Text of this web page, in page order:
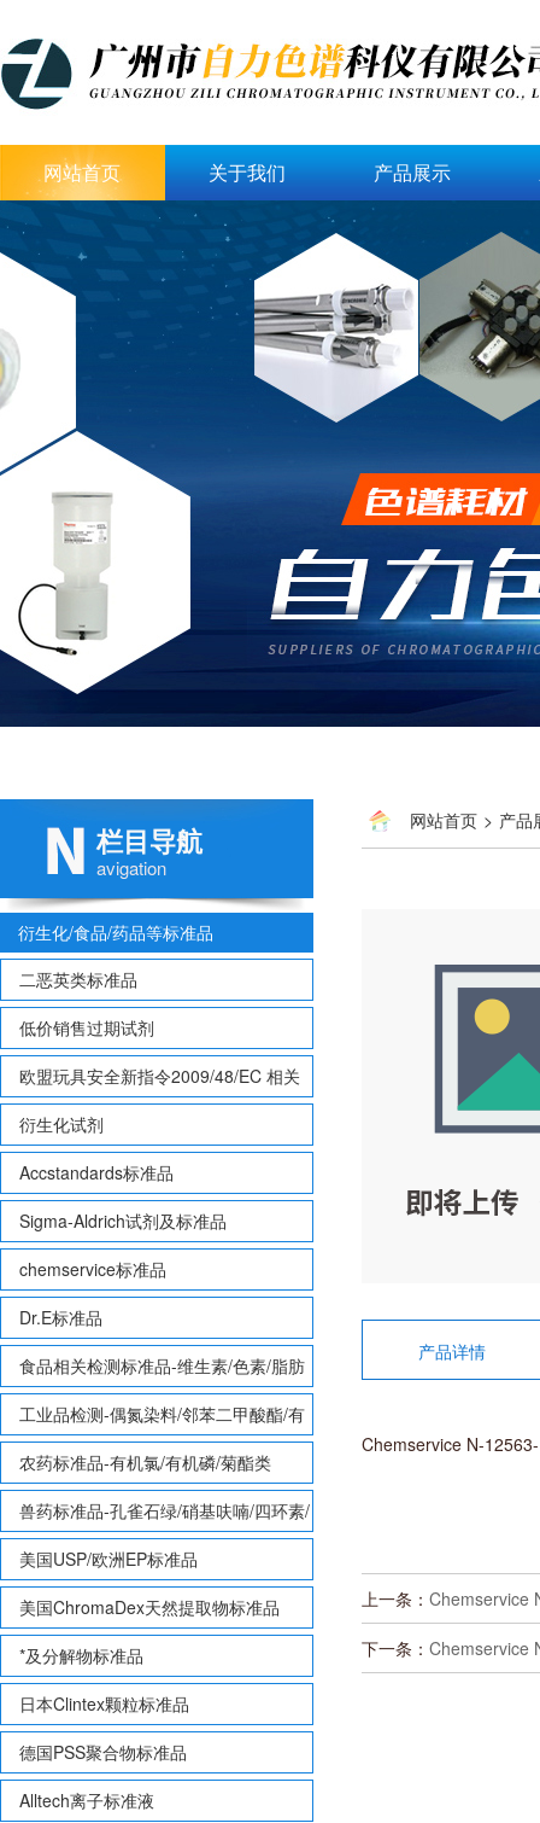
网站首页 关于我们 产品展示
栏目导航
avigation
衍生化/食品/药品等标准品
二恶英类标准品
低价销售过期试剂
欧盟玩具安全新指令2009/48/EC 相关
致敏性香味剂标准品
衍生化试剂
Accstandards标准品
Sigma-Aldrich试剂及标准品
chemservice标准品
Dr.E标准品
食品相关检测标准品-维生素/色素/脂肪
酸甲酯等
工业品检测-偶氮染料/邻苯二甲酸酯/有
机锡/多溴联苯/多溴联苯醚/多氯联苯
农药标准品-有机氯/有机磷/菊酯类
兽药标准品-孔雀石绿/硝基呋喃/四环素/
磺胺等
美国USP/欧洲EP标准品
美国ChromaDex天然提取物标准品
*及分解物标准品
日本Clintex颗粒标准品
德国PSS聚合物标准品
Alltech离子标准液
网站首页 > 产品
产品详情
Chemservice N-
上一条： Chemservice
下一条： Chemservice